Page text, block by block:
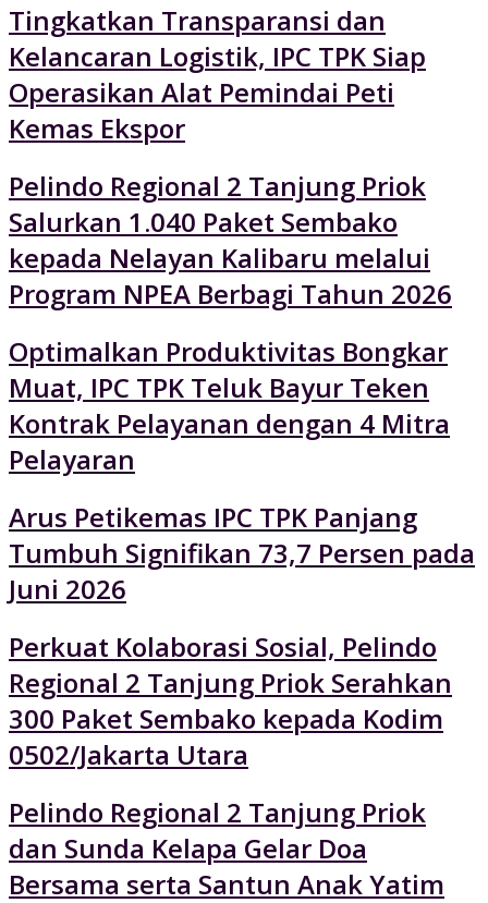
Tingkatkan Transparansi dan
Kelancaran Logistik, IPC TPK Siap
Operasikan Alat Pemindai Peti
Kemas Ekspor
Pelindo Regional 2 Tanjung Priok
Salurkan 1.040 Paket Sembako
kepada Nelayan Kalibaru melalui
Program NPEA Berbagi Tahun 2026
Optimalkan Produktivitas Bongkar
Muat, IPC TPK Teluk Bayur Teken
Kontrak Pelayanan dengan 4 Mitra
Pelayaran
Arus Petikemas IPC TPK Panjang
Tumbuh Signifikan 73,7 Persen pada
Juni 2026
Perkuat Kolaborasi Sosial, Pelindo
Regional 2 Tanjung Priok Serahkan
300 Paket Sembako kepada Kodim
0502/Jakarta Utara
Pelindo Regional 2 Tanjung Priok
dan Sunda Kelapa Gelar Doa
Bersama serta Santun Anak Yatim